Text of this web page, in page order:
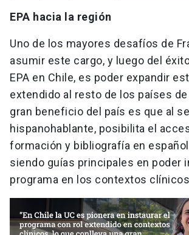
EPA hacia la región
Uno de los mayores desafíos de
asumir este cargo, y luego del
EPA en Chile, es poder expandir
extendido al resto de los países de
gran beneficio del país es que al
hispanohablante, posibilita el
formación y bibliografía en
siendo guías principales en poder
programa en los contextos